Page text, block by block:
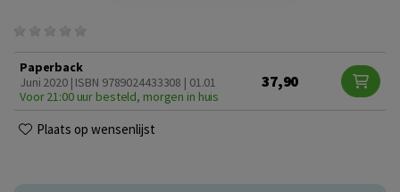
Paperback
Juni 2020 | ISBN 9789024433308 | 01.01
Voor 21:00 uur besteld, morgen in huis
37,90
Plaats op wensenlijst